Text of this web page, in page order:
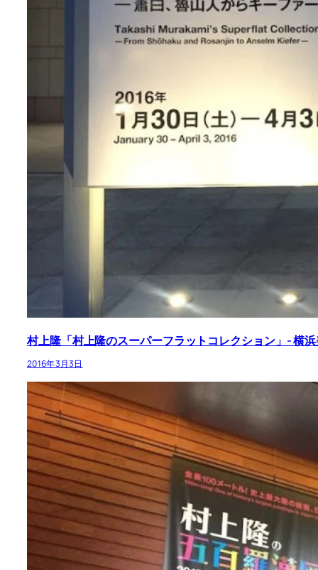
村上隆「村上隆のスーパーフラットコレクション」- 横
2016年3月3日